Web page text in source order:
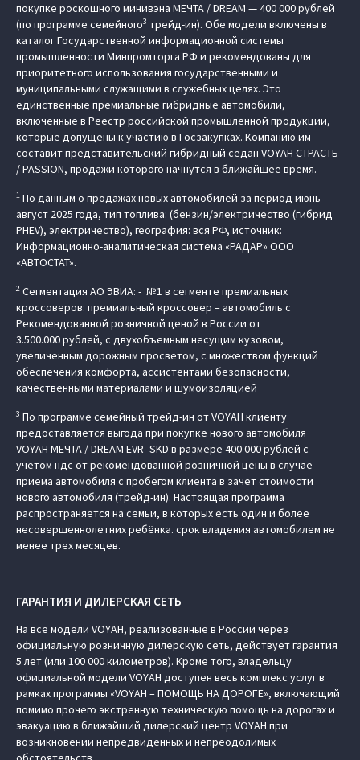
покупке роскошного минивэна МЕЧТА / DREAM — 400 000 рублей
(по программе семейного3 трейд-ин). Обе модели включены в
каталог Государственной информационной системы
промышленности Минпромторга РФ и рекомендованы для
приоритетного использования государственными и
муниципальными служащими в служебных целях. Это
единственные премиальные гибридные автомобили,
включенные в Реестр российской промышленной продукции,
которые допущены к участию в Госзакупках. Компанию им
составит представительский гибридный седан VOYAH СТРАСТЬ
/ PASSION, продажи которого начнутся в ближайшее время.
1 По данным о продажах новых автомобилей за период июнь-
август 2025 года, тип топлива: (бензин/электричество (гибрид
PHEV), электричество), география: вся РФ, источник:
Информационно-аналитическая система «РАДАР» ООО
«АВТОСТАТ».
2 Сегментация АО ЭВИА: - №1 в сегменте премиальных
кроссоверов: премиальный кроссовер – автомобиль c
Рекомендованной розничной ценой в России от
3.500.000 рублей, с двухобъемным несущим кузовом,
увеличенным дорожным просветом, с множеством функций
обеспечения комфорта, ассистентами безопасности,
качественными материалами и шумоизоляцией
3 По программе семейный трейд-ин от VOYAH клиенту
предоставляется выгода при покупке нового автомобиля
VOYAH МЕЧТА / DREAM EVR_SKD в размере 400 000 рублей с
учетом ндс от рекомендованной розничной цены в случае
приема автомобиля с пробегом клиента в зачет стоимости
нового автомобиля (трейд-ин). Настоящая программа
распространяется на семьи, в которых есть один и более
несовершеннолетних ребёнка. срок владения автомобилем не
менее трех месяцев.
ГАРАНТИЯ И ДИЛЕРСКАЯ СЕТЬ
На все модели VOYAH, реализованные в России через
официальную розничную дилерскую сеть, действует гарантия
5 лет (или 100 000 километров). Кроме того, владельцу
официальной модели VOYAH доступен весь комплекс услуг в
рамках программы «VOYAH – ПОМОЩЬ НА ДОРОГЕ», включающий
помимо прочего экстренную техническую помощь на дорогах и
эвакуацию в ближайший дилерский центр VOYAH при
возникновении непредвиденных и непреодолимых